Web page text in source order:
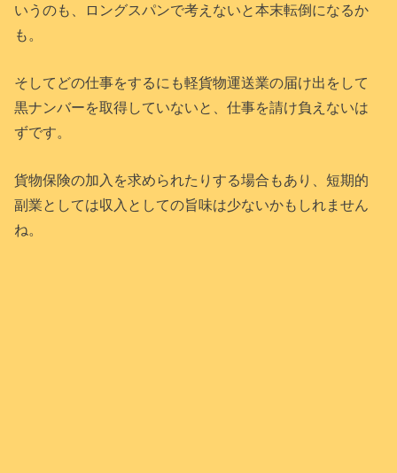
いうのも、ロングスパンで考えないと本末転倒になるか
も。
そしてどの仕事をするにも軽貨物運送業の届け出をして
黒ナンバーを取得していないと、仕事を請け負えないは
ずです。
貨物保険の加入を求められたりする場合もあり、短期的
副業としては収入としての旨味は少ないかもしれません
ね。